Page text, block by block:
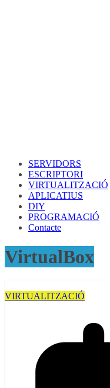
SERVIDORS
ESCRIPTORI
VIRTUALITZACIÓ
APLICATIUS
DIY
PROGRAMACIÓ
Contacte
VirtualBox
VIRTUALITZACIÓ